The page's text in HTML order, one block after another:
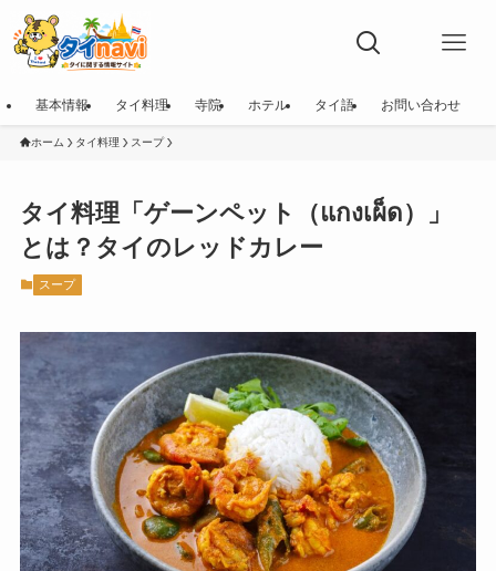
基本情報 タイ料理 寺院 ホテル タイ語 お問い合わせ
ホーム タイ料理 スープ
タイ料理「ゲーンペット（แกงเผ็ด）」
とは？タイのレッドカレー
スープ